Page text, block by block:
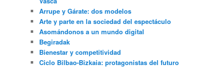
Arrupe y Gárate: dos modelos
Arte y parte en la sociedad del espectáculo
Asomándonos a un mundo digital
Begiradak
Bienestar y competitividad
Ciclo Bilbao-Bizkaia: protagonistas del futuro